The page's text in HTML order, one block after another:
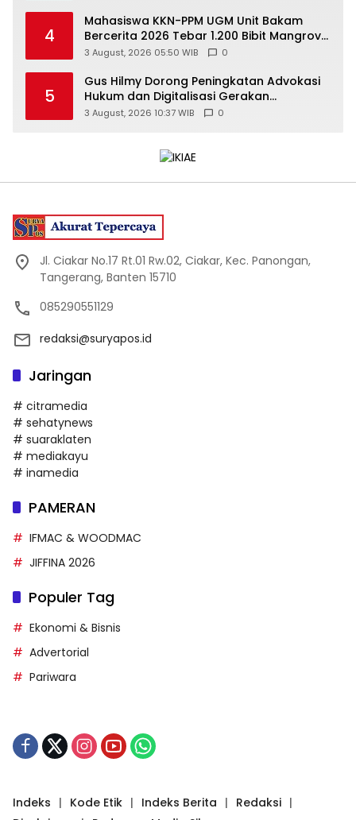
4
Mahasiswa KKN-PPM UGM Unit Bakam
Bercerita 2026 Tebar 1.200 Bibit Mangrove
di Sungai Air Layang
3 August, 2026 05:50 WIB 0
5
Gus Hilmy Dorong Peningkatan Advokasi
Hukum dan Digitalisasi Gerakan
Meningkatkan Kualitas PMII DIY
3 August, 2026 10:37 WIB 0
Jl. Ciakar No.17 Rt.01 Rw.02, Ciakar, Kec. Panongan,
Tangerang, Banten 15710
085290551129
redaksi@suryapos.id
Jaringan
# citramedia
# sehatynews
# suaraklaten
# mediakayu
# inamedia
PAMERAN
IFMAC & WOODMAC
JIFFINA 2026
Populer Tag
Ekonomi & Bisnis
Advertorial
Pariwara
Indeks Kode Etik Indeks Berita
Redaksi